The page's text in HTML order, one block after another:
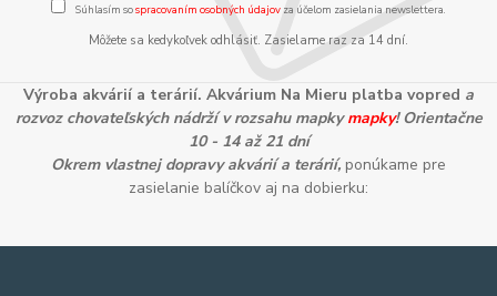
Súhlasím sospracovaním osobných údajov za účelom zasielania newslettera.
Môžete sa kedykoľvek odhlásiť. Zasielame raz za 14 dní.
Výroba akvárií a terárií. Akvárium Na Mieru platba vopred a
rozvoz chovateľských nádrží v rozsahu mapkymapky! Orientačne
10 - 14 až 21 dní
Okrem vlastnej dopravy akvárií a terárií, ponúkame pre
zasielanie balíčkov aj na dobierku: